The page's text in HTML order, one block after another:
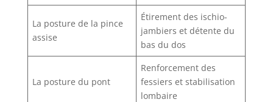
La posture de la pince
assise
Étirement des ischio-
jambiers et détente du
bas du dos
La posture du pont
Renforcement des
fessiers et stabilisation
lombaire